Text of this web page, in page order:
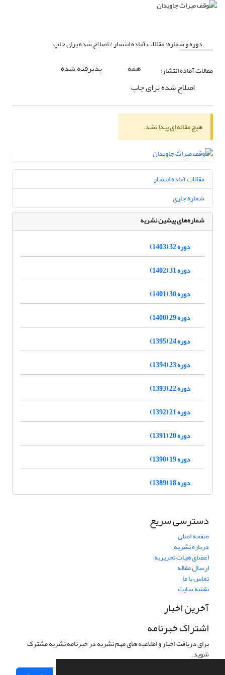
دوره و شماره:مقالات آماده انتشار / اصلاح شده برای چاپ
مقالات آماده انتشار:
همه
پذیرفته شده
اصلاح شده برای چاپ
هیچ مقاله ای پیدا نشد.
مقالات آماده انتشار
شماره جاری
شماره‌های پیشین نشریه
دوره 32 (1403)
دوره 31 (1402)
دوره 30 (1401)
دوره 29 (1400)
دوره 24 (1395)
دوره 23 (1394)
دوره 22 (1393)
دوره 21 (1392)
دوره 20 (1391)
دوره 19 (1390)
دوره 18 (1389)
دسترسی سریع
صفحه اصلی
درباره نشریه
اعضای هیات تحریریه
ارسال مقاله
تماس با ما
نقشه سایت
آخرین اخبار
اشتراک خبرنامه
برای دریافت اخبار و اطلاعیه های مهم نشریه در خبرنامه نشریه مشترک
شوید.